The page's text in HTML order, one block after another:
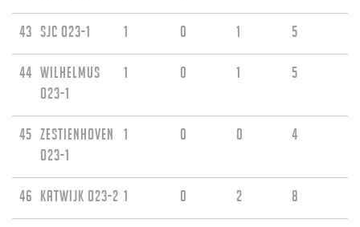
43 SJC O23-1 1 0 1 5
44 Wilhelmus
O23-1
1 0 1 5
45 Zestienhoven
O23-1
1 0 0 4
46 Katwijk O23-2 1 0 2 8